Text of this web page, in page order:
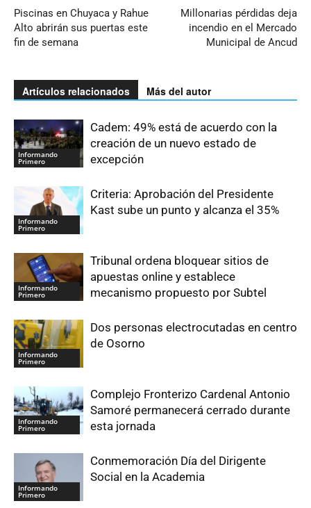
Piscinas en Chuyaca y Rahue
Alto abrirán sus puertas este
fin de semana
Millonarias pérdidas deja
incendio en el Mercado
Municipal de Ancud
Artículos relacionados Más del autor
Informando
Primero
Cadem: 49% está de acuerdo con la
creación de un nuevo estado de
excepción
Informando
Primero
Criteria: Aprobación del Presidente
Kast sube un punto y alcanza el 35%
Informando
Primero
Tribunal ordena bloquear sitios de
apuestas online y establece
mecanismo propuesto por Subtel
Informando
Primero
Dos personas electrocutadas en centro
de Osorno
Informando
Primero
Complejo Fronterizo Cardenal Antonio
Samoré permanecerá cerrado durante
esta jornada
Informando
Primero
Conmemoración Día del Dirigente
Social en la Academia